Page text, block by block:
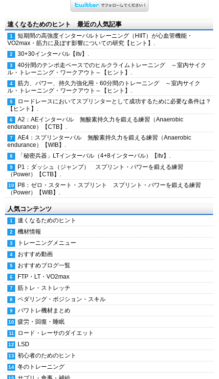
速くなるためのヒント 最近の人気記事
短期間の高強度インターバルトレーニング（HIIT）が心血管機能・
VO2max・筋力に及ぼす影響についての研究【ヒント】.
30+30インターバル【itv】.
40分間のテンポ走ペースでのヒルクライムトレーニング ～室内サイク
ル・トレーニング・ワークアウト～【ヒント】.
筋力、パワー、持久力強化用・60分間のトレーニング ～室内サイク
ル・トレーニング・ワークアウト～【ヒント】.
ロードレースにおいてスプリンターとして成功するために必要な条件は？
【ヒント】.
A2：AEインターバル 無酸素持久力を鍛える練習（Anaerobic
endurance）【CTB】.
AE4：スプリンターバル 無酸素持久力を鍛える練習（Anaerobic
endurance）【WIB】.
「秘密兵器」LTインターバル（4+8インターバル）【itv】.
P1：ダッシュ（ジャンプ） スプリント・パワーを鍛える練習
（Power）【CTB】.
P8：ゼロ・スタート・スプリント スプリント・パワーを鍛える練習
（Power）【WIB】.
人気コンテンツ
速くなるためのヒント
機材情報
トレーニングメニュー
おすすめ動画
おすすめブログ一覧
FTP・LT・VO2max
筋トレ・ストレッチ
ペダリング・ポジション・スキル
パワトレ機材まとめ
疲労・回復・睡眠
ロード・レーサのダイエット
LSD
初心者のためのヒント
冬のトレーニング